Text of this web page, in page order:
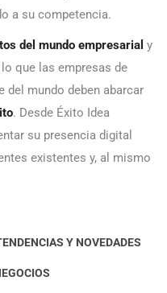
a su competencia.
del mundo empresarial y
que las empresas de
del mundo deben abarcar
. Desde Éxito Idea
su presencia digital
existentes y, al mismo
Y NOVEDADES